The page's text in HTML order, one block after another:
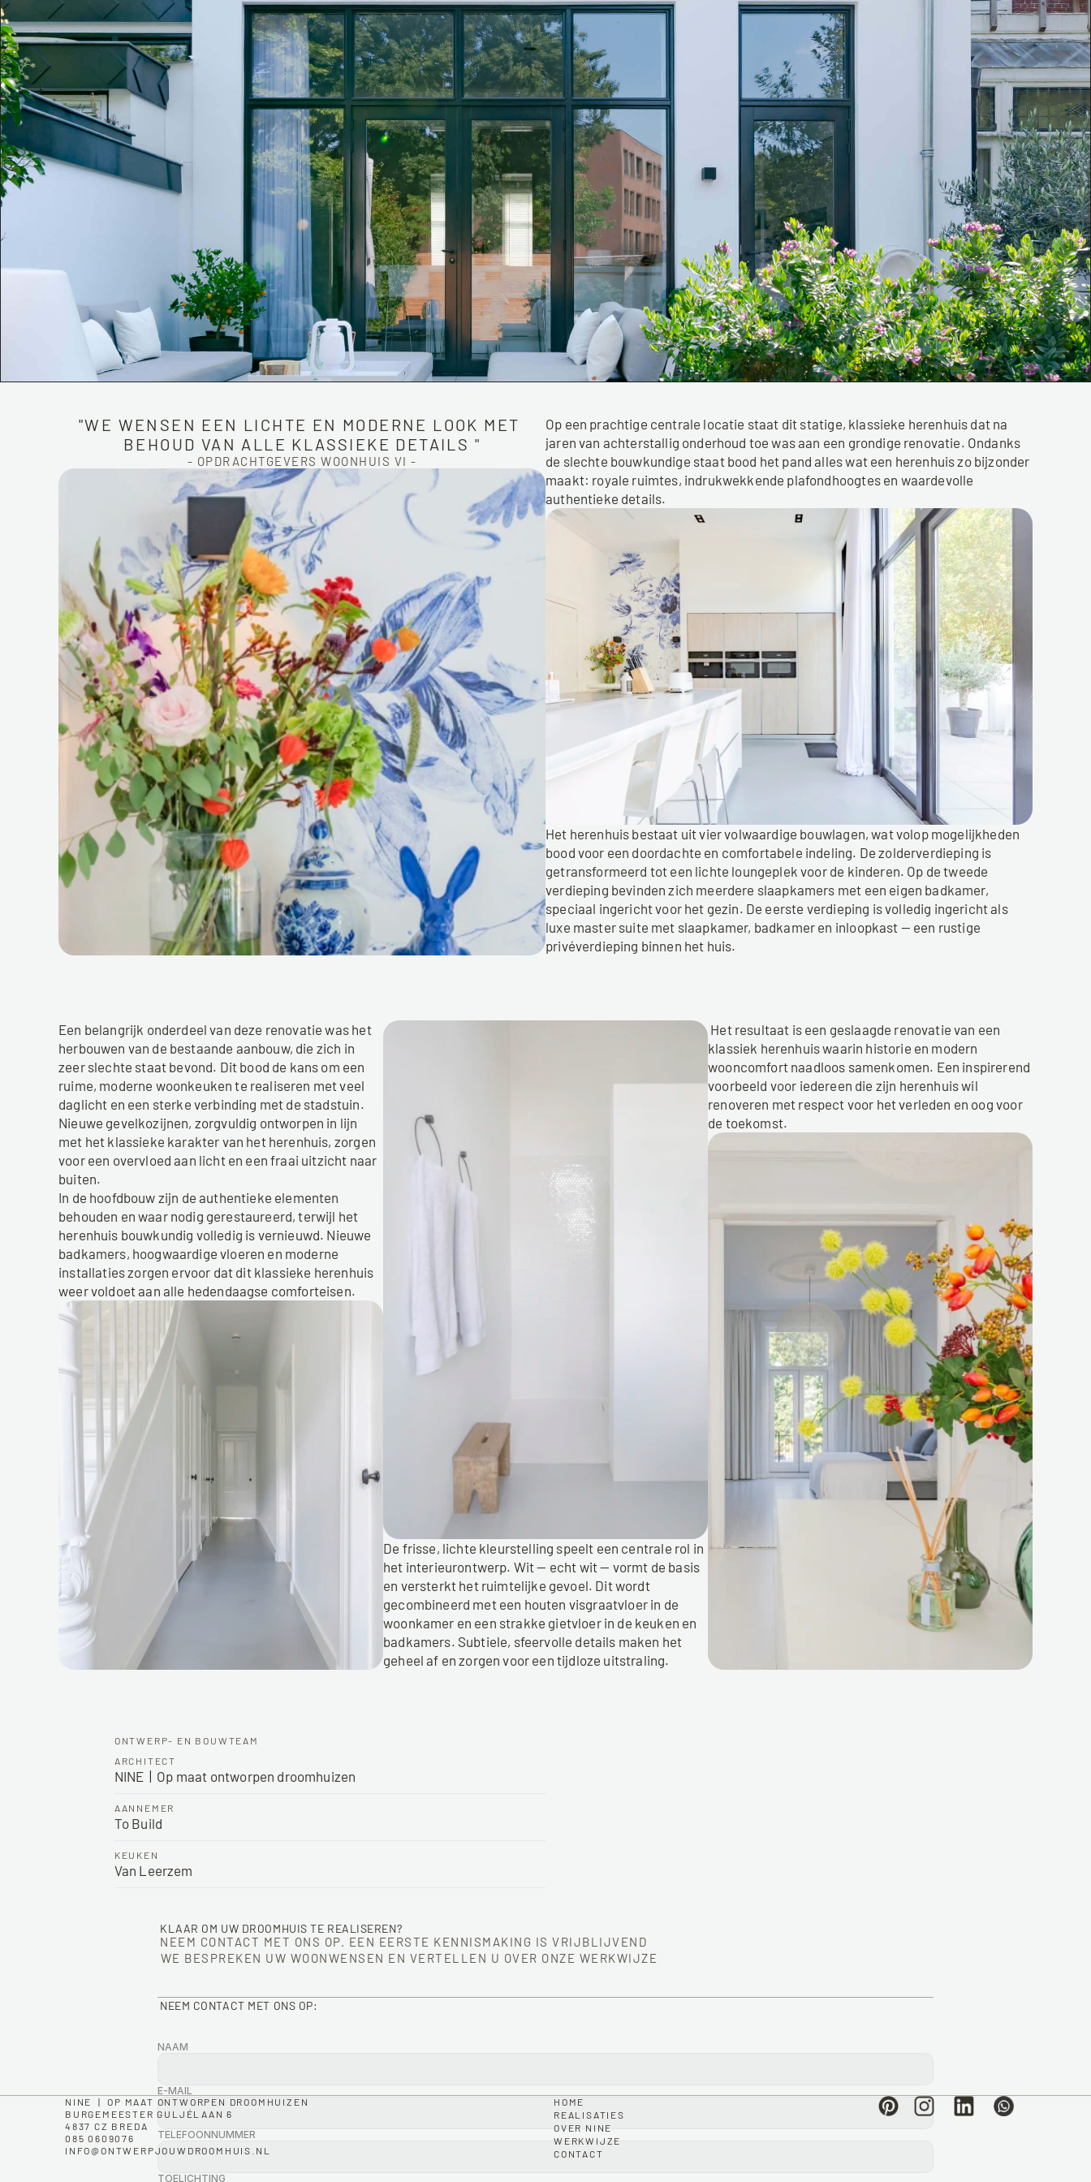
"WE WENSEN EEN LICHTE EN MODERNE LOOK MET
BEHOUD VAN ALLE KLASSIEKE DETAILS "
- OPDRACHTGEVERS WOONHUIS VI -
Op een prachtige centrale locatie staat dit statige, klassieke herenhuis dat na
jaren van achterstallig onderhoud toe was aan een grondige renovatie. Ondanks
de slechte bouwkundige staat bood het pand alles wat een herenhuis zo bijzonder
maakt: royale ruimtes, indrukwekkende plafondhoogtes en waardevolle
authentieke details.
Het herenhuis bestaat uit vier volwaardige bouwlagen, wat volop mogelijkheden
bood voor een doordachte en comfortabele indeling. De zolderverdieping is
getransformeerd tot een lichte loungeplek voor de kinderen. Op de tweede
verdieping bevinden zich meerdere slaapkamers met een eigen badkamer,
speciaal ingericht voor het gezin. De eerste verdieping is volledig ingericht als
luxe master suite met slaapkamer, badkamer en inloopkast — een rustige
privéverdieping binnen het huis.
Een belangrijk onderdeel van deze renovatie was het
herbouwen van de bestaande aanbouw, die zich in
zeer slechte staat bevond. Dit bood de kans om een
ruime, moderne woonkeuken te realiseren met veel
daglicht en een sterke verbinding met de stadstuin.
Nieuwe gevelkozijnen, zorgvuldig ontworpen in lijn
met het klassieke karakter van het herenhuis, zorgen
voor een overvloed aan licht en een fraai uitzicht naar
buiten.
In de hoofdbouw zijn de authentieke elementen
behouden en waar nodig gerestaureerd, terwijl het
herenhuis bouwkundig volledig is vernieuwd. Nieuwe
badkamers, hoogwaardige vloeren en moderne
installaties zorgen ervoor dat dit klassieke herenhuis
weer voldoet aan alle hedendaagse comforteisen.
De frisse, lichte kleurstelling speelt een centrale rol in
het interieurontwerp. Wit — echt wit — vormt de basis
en versterkt het ruimtelijke gevoel. Dit wordt
gecombineerd met een houten visgraatvloer in de
woonkamer en een strakke gietvloer in de keuken en
badkamers. Subtiele, sfeervolle details maken het
geheel af en zorgen voor een tijdloze uitstraling.
klassiek herenhuis waarin historie en modern
wooncomfort naadloos samenkomen. Een inspirerend
voorbeeld voor iedereen die zijn herenhuis wil
renoveren met respect voor het verleden en oog voor
de toekomst.
ONTWERP- EN BOUWTEAM
ARCHITECT
NINE  |  Op maat ontworpen droomhuizen
AANNEMER
To Build
KEUKEN
Van Leerzem
KLAAR OM UW DROOMHUIS TE REALISEREN?
NEEM CONTACT MET ONS OP. EEN EERSTE KENNISMAKING IS VRIJBLIJVEND
WE BESPREKEN UW WOONWENSEN EN VERTELLEN U OVER ONZE WERKWIJZE
NEEM CONTACT MET ONS OP:
NAAM
E-MAIL
TELEFOONNUMMER
TOELICHTING
NINE  |  OP MAAT ONTWORPEN DROOMHUIZEN
BURGEMEESTER GULJÉLAAN 6
4837 CZ BREDA
085 0609076
INFO@ONTWERPJOUWDROOMHUIS.NL
HOME
REALISATIES
OVER NINE
WERKWIJZE
CONTACT